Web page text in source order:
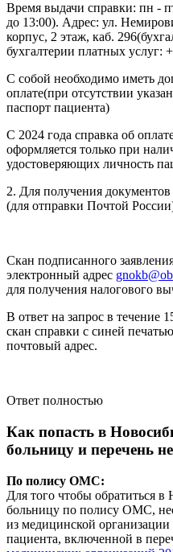
Время выдачи справки: пн -
до 13:00). Адрес: ул.
корпус, 2 этаж, каб.
бухгалтерии платных услуг:
С собой необходимо иметь
оплате(при отсутствии
паспорт пациента)
С 2024 года справка об
оформляется только при
удостоверяющих личность
2. Для получения
(для отправки Почтой
Скан подписанного
электронный адрес
для получения налогового
В ответ на запрос в течение
скан справки с синей
почтовый адрес.
Ответ полностью
Как попасть в
больницу и перечень
По полису ОМС:
Для того чтобы обратиться
больницу по полису ОМС,
из медицинской
пациента, включенной в